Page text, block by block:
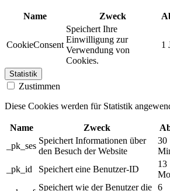
Name Zweck
CookieConsent
Speichert Ihre
Einwilligung zur
Verwendung von
Cookies.
1
Statistik
Zustimmen
Diese Cookies werden für Statistik
Name Zweck
_pk_ses
Speichert Informationen über
den Besuch der Website
30
_pk_id Speichert eine Benutzer-ID
13
Speichert wie der Benutzer die 6